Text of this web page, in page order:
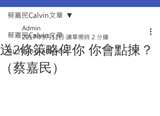
蔡嘉民Calvin文章
AuYeung-articles
蔡嘉民Calvin文章
送2條策略俾你 你會點揀？
（蔡嘉民）
Admin
2017年9月11日 讀畢需時 2 分鐘